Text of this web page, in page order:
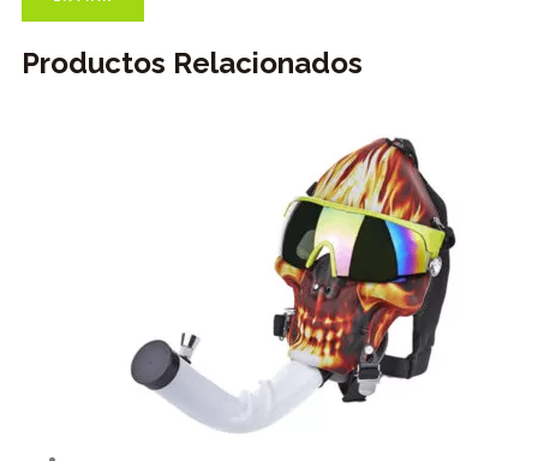
Productos Relacionados